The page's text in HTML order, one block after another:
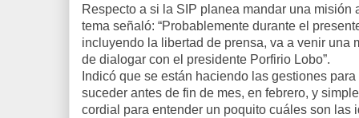
Respecto a si la SIP planea mandar una misión
tema señaló: “Probablemente durante el
incluyendo la libertad de prensa, va a venir una
de dialogar con el presidente Porfirio Lobo”.
Indicó que se están haciendo las gestiones
suceder antes de fin de mes, en febrero, y
cordial para entender un poquito cuáles son las